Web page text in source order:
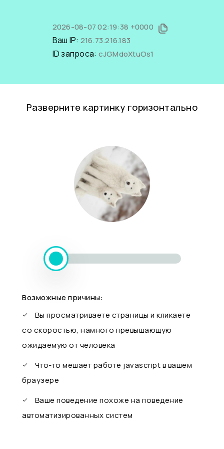
2026-08-07 02:19:38 +0000
Ваш IP: 216.73.216.183
ID запроса: cJGMdoXtuOs1
Разверните картинку горизонтально
Возможные причины:
Вы просматриваете страницы и кликаете
со скоростью, намного превышающую
ожидаемую от человека
Что-то мешает работе javascript в вашем
браузере
Ваше поведение похоже на поведение
автоматизированных систем